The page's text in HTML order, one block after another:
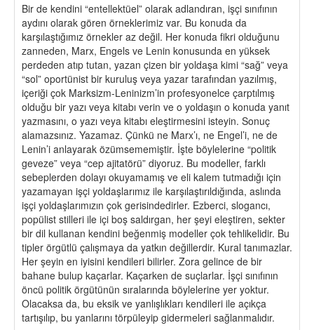
Bir de kendini “entellektüel” olarak adlandıran, işçi sınıfının
aydını olarak gören örneklerimiz var. Bu konuda da
karşılaştığımız örnekler az değil. Her konuda fikri olduğunu
zanneden, Marx, Engels ve Lenin konusunda en yüksek
perdeden atıp tutan, yazan çizen bir yoldaşa kimi “sağ” veya
“sol” oportünist bir kuruluş veya yazar tarafından yazılmış,
içeriği çok Marksizm-Leninizm’in profesyonelce çarptılmış
olduğu bir yazı veya kitabı verin ve o yoldaşın o konuda yanıt
yazmasını, o yazı veya kitabı eleştirmesini isteyin. Sonuç
alamazsınız. Yazamaz. Çünkü ne Marx’ı, ne Engel’i, ne de
Lenin’i anlayarak özümsememiştir. İşte böylelerine “politik
geveze” veya “cep ajitatörü” diyoruz. Bu modeller, farklı
sebeplerden dolayı okuyamamış ve eli kalem tutmadığı için
yazamayan işçi yoldaşlarımız ile karşılaştırıldığında, aslında
işçi yoldaşlarımızın çok gerisindedirler. Ezberci, slogancı,
popülist stilleri ile içi boş saldırgan, her şeyi eleştiren, sekter
bir dil kullanan kendini beğenmiş modeller çok tehlikelidir. Bu
tipler örgütlü çalışmaya da yatkın değillerdir. Kural tanımazlar.
Her şeyin en iyisini kendileri bilirler. Zora gelince de bir
bahane bulup kaçarlar. Kaçarken de suçlarlar. İşçi sınıfının
öncü politik örgütünün sıralarında böylelerine yer yoktur.
Olacaksa da, bu eksik ve yanlışlıkları kendileri ile açıkça
tartışılıp, bu yanlarını törpüleyip gidermeleri sağlanmalıdır.